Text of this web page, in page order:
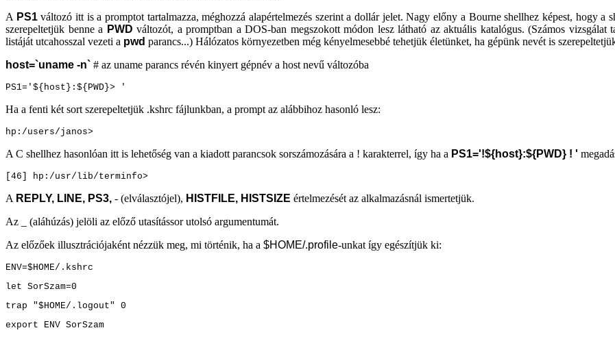
A PS1változó itt is a promptot tartalmazza, méghozzá alapértelmezés szerint a dollár jelet. Nagy előny a Bourne shellhez képest, hogy a
szerepeltetjük benne a PWD változót, a promptban a DOS-ban megszokott módon lesz látható az aktuális katalógus. (Számos
listáját utcahosszal vezeti a pwd parancs...) Hálózatos környezetben még kényelmesebbé tehetjük életünket, ha gépünk nevét is
host=`uname -n` # az uname parancs révén kinyert gépnév a host nevű változóba
PS1='${host}:${PWD}> '
Ha a fenti két sort szerepeltetjük .kshrc fájlunkban, a prompt az alábbihoz hasonló lesz:
hp:/users/janos>
A C shellhez hasonlóan itt is lehetőség van a kiadott parancsok sorszámozására a ! karakterrel, így ha a PS1='!${host}:${PWD} ! '
[46] hp:/usr/lib/terminfo>
A REPLY, LINE, PS3, - (elválasztójel), HISTFILE, HISTSIZE értelmezését az alkalmazásnál ismertetjük.
Az
(aláhúzás) jelöli az előző utasítássor utolsó argumentumát.
Az előzőek illusztrációjaként nézzük meg, mi történik, ha a $HOME/.profile-unkat így egészítjük ki:
ENV=$HOME/.kshrc
let SorSzam=0
trap "$HOME/.logout" 0
export ENV SorSzam